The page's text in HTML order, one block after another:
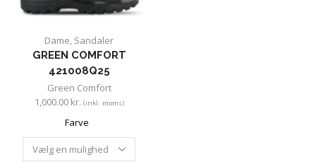
Dame, Sandaler
GREEN COMFORT
421008Q25
Green Comfort
1,000.00 kr. (inkl. moms)
Farve